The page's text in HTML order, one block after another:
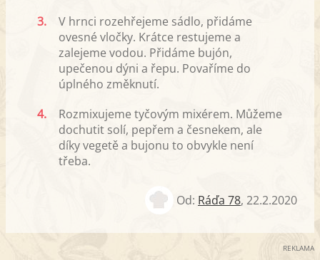
3.
V hrnci rozehřejeme sádlo, přidáme
ovesné vločky. Krátce restujeme a
zalejeme vodou. Přidáme bujón,
upečenou dýni a řepu. Povaříme do
úplného změknutí.
4.
Rozmixujeme tyčovým mixérem. Můžeme
dochutit solí, pepřem a česnekem, ale
díky vegetě a bujonu to obvykle není
třeba.
Od: Ráďa 78, 22.2.2020
REKLAMA